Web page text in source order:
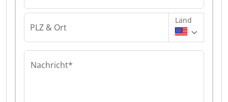
PLZ & Ort
Land
Nachricht*